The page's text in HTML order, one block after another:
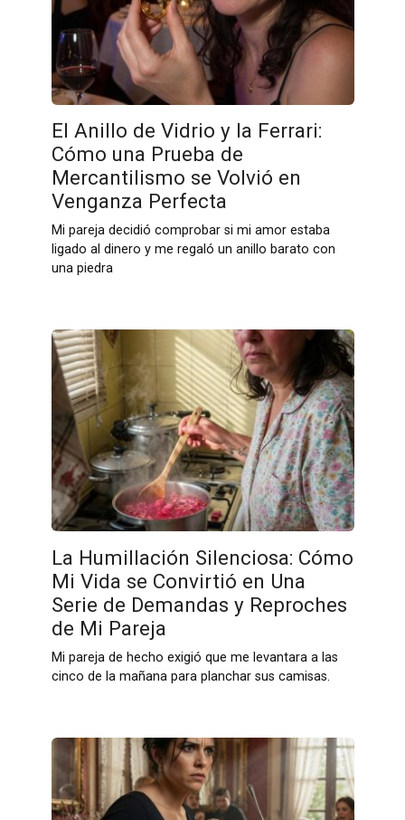
El Anillo de Vidrio y la Ferrari:
Cómo una Prueba de
Mercantilismo se Volvió en
Venganza Perfecta
Mi pareja decidió comprobar si mi amor estaba
ligado al dinero y me regaló un anillo barato con
una piedra
La Humillación Silenciosa: Cómo
Mi Vida se Convirtió en Una
Serie de Demandas y Reproches
de Mi Pareja
Mi pareja de hecho exigió que me levantara a las
cinco de la mañana para planchar sus camisas.